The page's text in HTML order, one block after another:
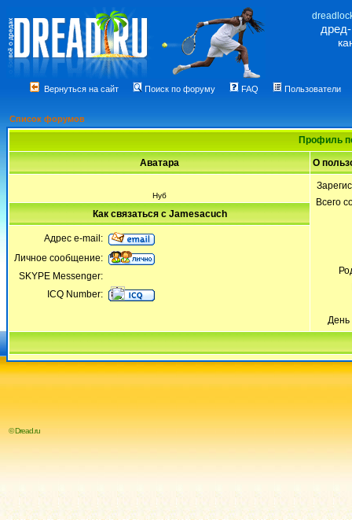
Вернуться на сайт Поиск по форуму FAQ Пользователи
Список форумов
Профиль
Аватара О
Нуб
Всего
День
Как связаться с Jamesacuch
Адрес e-mail:
Личное сообщение:
SKYPE Messenger:
ICQ Number:
© Dread.ru